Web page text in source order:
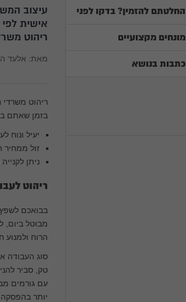
החלטתם להזמין? בדקו לפני
מונחים מקצועיים
כתבות בנושא
עיצוב
אישית
ריהוט
מאת: אלעד
ריהוט
בזמן שאתם
יעיל ונוח
זול ממחיר
ניתן
ריהוט
בבואכם
מבוטל ביום,
הרוח ולמנוע
סוג העבודה
טק, סביר
עם גורמים
יותר